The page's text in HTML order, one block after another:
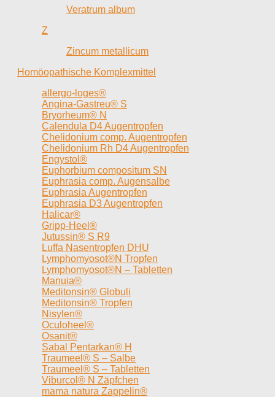
Veratrum album
Z
Zincum metallicum
Homöopathische Komplexmittel
allergo-loges®
Angina-Gastreu® S
Bryorheum® N
Calendula D4 Augentropfen
Chelidonium comp. Augentropfen
Chelidonium Rh D4 Augentropfen
Engystol®
Euphorbium compositum SN
Euphrasia comp. Augensalbe
Euphrasia Augentropfen
Euphrasia D3 Augentropfen
Halicar®
Gripp-Heel®
Jutussin® S R9
Luffa Nasentropfen DHU
Lymphomyosot®N Tropfen
Lymphomyosot®N – Tabletten
Manuia®
Meditonsin® Globuli
Meditonsin® Tropfen
Nisylen®
Oculoheel®
Osanit®
Sabal Pentarkan® H
Traumeel® S – Salbe
Traumeel® S – Tabletten
Viburcol® N Zäpfchen
mama natura Zappelin®